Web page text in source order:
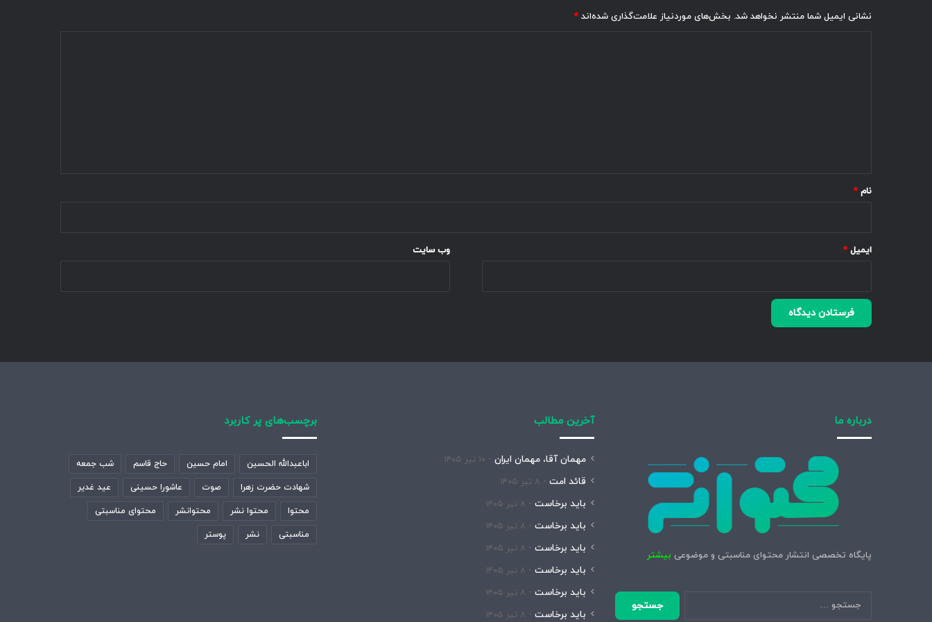
نشانی ایمیل شما منتشر نخواهد شد. بخش‌های موردنیاز علامت‌گذاری شده‌اند *
نام *
ایمیل * وب‌ سایت
درباره ما
پایگاه تخصصی انتشار محتوای مناسبتی و موضوعی بیشتر
جستجو
برای:
آخرین مطالب
مهمان آقا، مهمان ایران ۱۰ تیر ۱۴۰۵
قائد امت ۸ تیر ۱۴۰۵
باید برخاست ۸ تیر ۱۴۰۵
باید برخاست ۸ تیر ۱۴۰۵
باید برخاست ۸ تیر ۱۴۰۵
باید برخاست ۸ تیر ۱۴۰۵
باید برخاست ۸ تیر ۱۴۰۵
باید برخاست ۸ تیر ۱۴۰۵
برچسب‌های پر کاربرد
اباعبدالله الحسین امام حسین حاج قاسم شب جمعه
شهادت حضرت زهرا صوت عاشورا حسینی عید غدیر
محتوا محتوا نشر محتوانشر محتوای مناسبتی
مناسبتی نشر پوستر